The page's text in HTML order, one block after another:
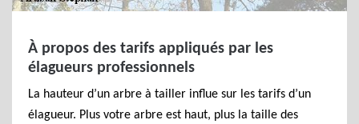
À propos des tarifs appliqués par les
élagueurs professionnels
La hauteur d’un arbre à tailler influe sur les tarifs d’un
élagueur. Plus votre arbre est haut, plus la taille des